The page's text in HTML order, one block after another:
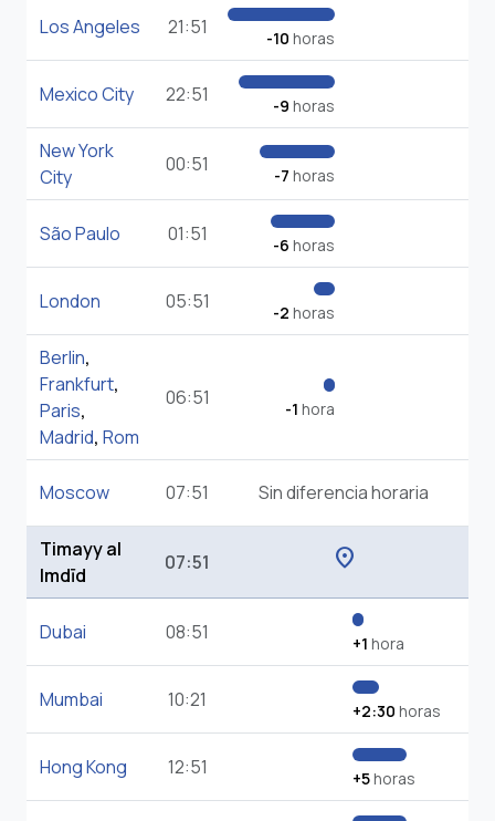
Los Angeles 21:51 -10 horas
Mexico City 22:51 -9 horas
New York
City
00:51 -7 horas
São Paulo 01:51 -6 horas
London 05:51 -2 horas
Berlin,
Frankfurt,
Paris,
Madrid, Rom
06:51 -1 hora
Moscow 07:51 Sin diferencia horaria
Timayy al
Imdīd
07:51 location_on
Dubai 08:51 +1 hora
Mumbai 10:21 +2:30 horas
Hong Kong 12:51 +5horas